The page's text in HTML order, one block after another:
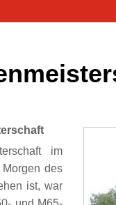
im
des
ist, war